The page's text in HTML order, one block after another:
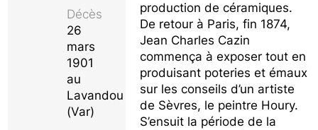
production de céramiques.
De retour à Paris, fin 1874,
Jean Charles Cazin
commença à exposer tout en
produisant poteries et émaux
sur les conseils d’un artiste
de Sèvres, le peintre Houry.
S’ensuit la période de la
Décès
26
mars
1901
au
Lavandou
(Var)